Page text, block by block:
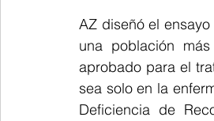
AZ diseñó el
una población
aprobado para el
sea solo en la
Deficiencia de